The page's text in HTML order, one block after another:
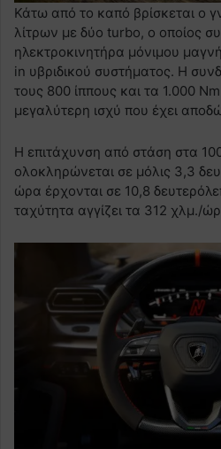
Κάτω από το καπό βρίσκεται ο
λίτρων με δύο turbo, ο οποίος
ηλεκτροκινητήρα μόνιμου
in υβριδικού συστήματος. Η
τους 800 ίππους και τα 1.000
μεγαλύτερη ισχύ που έχει
Η επιτάχυνση από στάση στα
ολοκληρώνεται σε μόλις 3,3
ώρα έρχονται σε 10,8
ταχύτητα αγγίζει τα 312 χλμ./